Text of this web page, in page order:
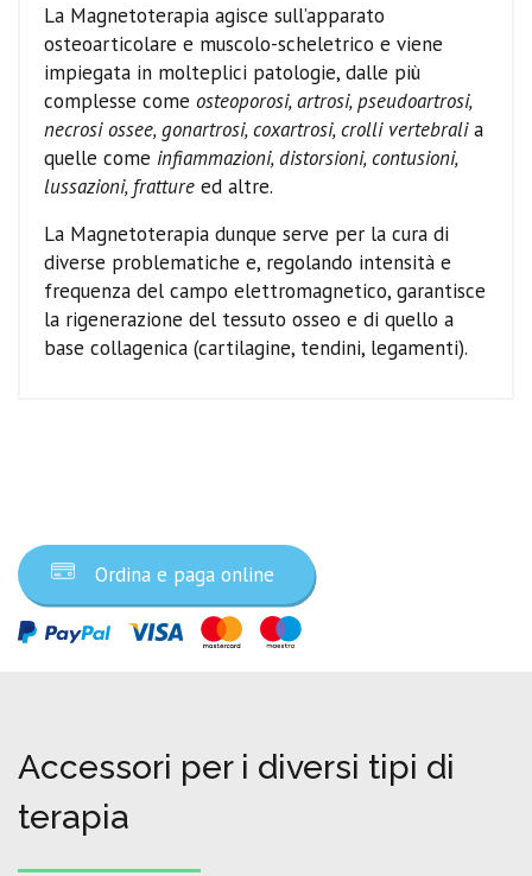
La Magnetoterapia agisce sull’apparato
osteoarticolare e muscolo-scheletrico e viene
impiegata in molteplici patologie, dalle più
complesse come osteoporosi, artrosi, pseudoartrosi,
necrosi ossee, gonartrosi, coxartrosi, crolli vertebralia
quelle come infiammazioni, distorsioni, contusioni,
lussazioni, fratture ed altre.
La Magnetoterapia dunque serve per la cura di
diverse problematiche e, regolando intensità e
frequenza del campo elettromagnetico, garantisce
la rigenerazione del tessuto osseo e di quello a
base collagenica (cartilagine, tendini, legamenti).
Ordina e paga online
Accessori per i diversi tipi di
terapia